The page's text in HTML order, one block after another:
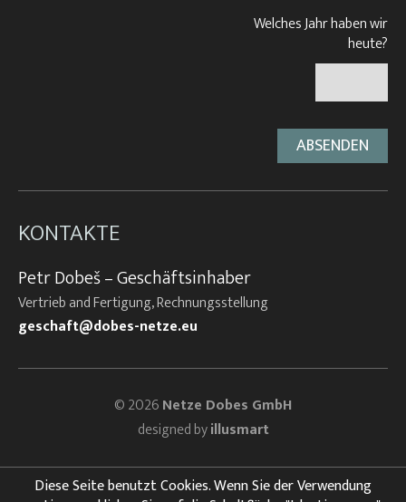
Welches Jahr haben wir
heute?
KONTAKTE
Petr Dobeš – Geschäftsinhaber
Vertrieb and Fertigung, Rechnungsstellung
geschaft@dobes-netze.eu
© 2026Netze Dobes GmbH
designed byillusmart
Diese Seite benutzt Cookies. Wenn Sie der Verwendung